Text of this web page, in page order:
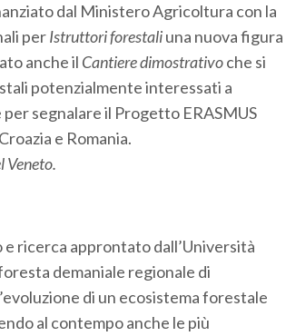
dal Ministero Agricoltura con la
perIstruttori forestaliuna nuova figura
anche il Cantiere dimostrativoche si
potenzialmente interessati a
segnalare il Progetto ERASMUS
e Romania.
Veneto.
ricerca approntato dall’Università
demaniale regionale di
di un ecosistema forestale
al contempo anche le più